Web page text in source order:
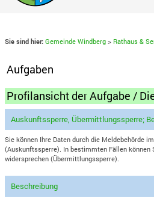
Sie sind hier: Gemeinde Windberg > Rathaus &
Aufgaben
Profilansicht der Aufgabe /
Auskunftssperre, Übermittlungssperre;
Sie können Ihre Daten durch die Meldebehörde
(Auskunftssperre). In bestimmten Fällen können
widersprechen (Übermittlungssperre).
Beschreibung